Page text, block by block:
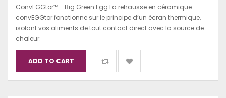
ConvEGGtor™ - Big Green Egg La rehausse en céramique
convEGGtor fonctionne sur le principe d’un écran thermique,
isolant vos aliments de tout contact direct avec la source de
chaleur.
ADD TO CART